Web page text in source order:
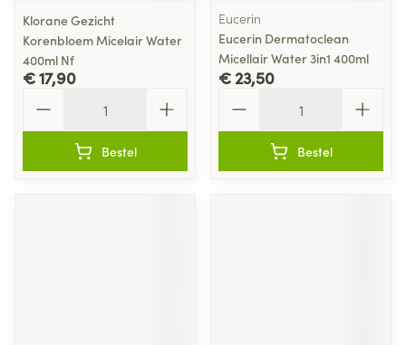
Klorane Gezicht
Korenbloem Micelair Water
400ml Nf
€ 17,90
Bestel
Eucerin
Eucerin Dermatoclean
Micellair Water 3in1 400ml
€ 23,50
Bestel